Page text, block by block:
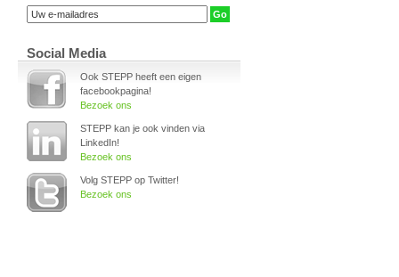
Social Media
Ook STEPP heeft een eigen
facebookpagina!
Bezoek ons
STEPP kan je ook vinden via
LinkedIn!
Bezoek ons
Volg STEPP op Twitter!
Bezoek ons